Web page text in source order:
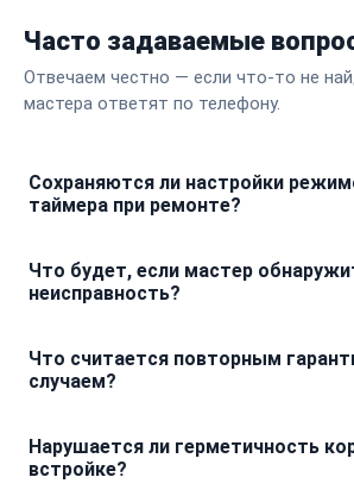
Часто задаваемые
Отвечаем честно — если что-то не
мастера ответят по телефону.
Сохраняются ли настройки
таймера при ремонте?
аппаратную часть, поэтому все
настройки, сохраненные в памяти,
будет готово к использованию в
режиме без необходимости
Что будет, если мастер
неисправность?
и не выполняем работы без вашего
процессе разборки Grundig
свяжется с вами, покажет фото или
проблемы и согласует стоимость
Что считается повторным
случаем?
течение срока действия гарантии
ремонтировали, снова выходит из
Нарушается ли герметичность
встройке?